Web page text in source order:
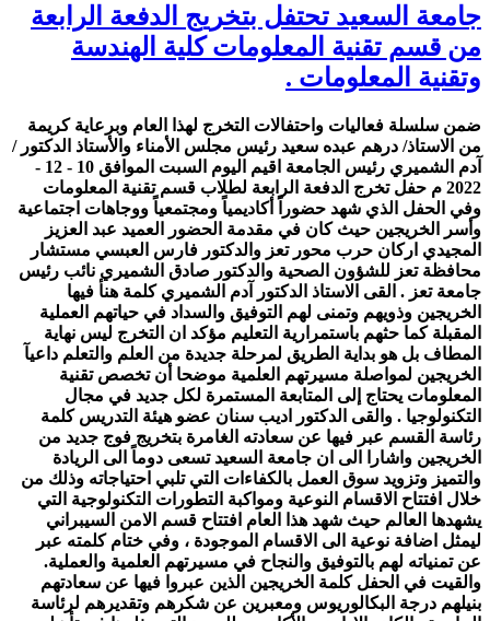
جامعة السعيد تحتفل بتخريج الدفعة الرابعة
من قسم تقنية المعلومات كلية الهندسة
وتقنية المعلومات .
ضمن سلسلة فعاليات واحتفالات التخرج لهذا العام وبرعاية كريمة
من الاستاذ/ درهم عبده سعيد رئيس مجلس الأمناء والأستاذ الدكتور /
آدم الشميري رئيس الجامعة اقيم اليوم السبت الموافق 10 - 12 -
2022 م حفل تخرج الدفعة الرابعة لطلاب قسم تقنية المعلومات
وفي الحفل الذي شهد حضوراً أكاديمياً ومجتمعياً ووجاهات اجتماعية
وأسر الخريجين حيث كان في مقدمة الحضور العميد عبد العزيز
المجيدي اركان حرب محور تعز والدكتور فارس العبسي مستشار
محافظة تعز للشؤون الصحية والدكتور صادق الشميري نائب رئيس
جامعة تعز . القى الاستاذ الدكتور آدم الشميري كلمة هنأ فيها
الخريجين وذويهم وتمنى لهم التوفيق والسداد في حياتهم العملية
المقبلة كما حثهم باستمرارية التعليم مؤكد ان التخرج ليس نهاية
المطاف بل هو بداية الطريق لمرحلة جديدة من العلم والتعلم داعيآ
الخريجين لمواصلة مسيرتهم العلمية موضحا أن تخصص تقنية
المعلومات يحتاج إلى المتابعة المستمرة لكل جديد في مجال
التكنولوجيا . والقى الدكتور اديب سنان عضو هيئة التدريس كلمة
رئاسة القسم عبر فيها عن سعادته الغامرة بتخريج فوج جديد من
الخريجين واشارا الى ان جامعة السعيد تسعى دوماً الى الريادة
والتميز وتزويد سوق العمل بالكفاءات التي تلبي احتياجاته وذلك من
خلال افتتاح الاقسام النوعية ومواكبة التطورات التكنولوجية التي
يشهدها العالم حيث شهد هذا العام افتتاح قسم الامن السيبراني
ليمثل اضافة نوعية الى الاقسام الموجودة ، وفي ختام كلمته عبر
عن تمنياته لهم بالتوفيق والنجاح في مسيرتهم العلمية والعملية.
والقيت في الحفل كلمة الخريجين الذين عبروا فيها عن سعادتهم
بنيلهم درجة البكالوريوس ومعبرين عن شكرهم وتقديرهم لرئاسة